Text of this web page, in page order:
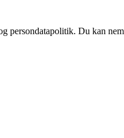
persondatapolitik. Du kan